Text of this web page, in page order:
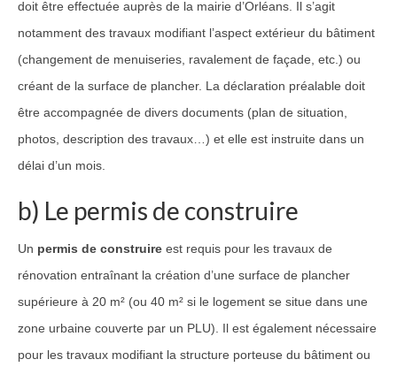
doit être effectuée auprès de la mairie d’Orléans. Il s’agit
notamment des travaux modifiant l’aspect extérieur du bâtiment
(changement de menuiseries, ravalement de façade, etc.) ou
créant de la surface de plancher. La déclaration préalable doit
être accompagnée de divers documents (plan de situation,
photos, description des travaux…) et elle est instruite dans un
délai d’un mois.
b) Le permis de construire
Un permis de construire est requis pour les travaux de
rénovation entraînant la création d’une surface de plancher
supérieure à 20 m² (ou 40 m² si le logement se situe dans une
zone urbaine couverte par un PLU). Il est également nécessaire
pour les travaux modifiant la structure porteuse du bâtiment ou